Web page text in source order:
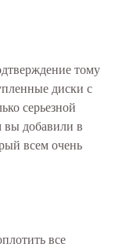
тому
диски с
серьезной
вы добавили в
всем очень
все